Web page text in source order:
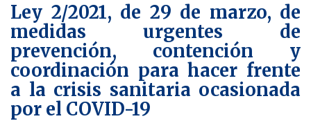
Ley 2/2021, de 29 de marzo, de
medidas urgentes de
prevención, contención y
coordinación para hacer frente
a la crisis sanitaria ocasionada
por el COVID-19